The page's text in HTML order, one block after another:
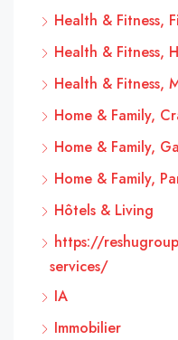
Health & Fitness,
Health & Fitness,
Health & Fitness,
Home & Family,
Home & Family,
Home & Family,
Hôtels & Living
https://
services/
IA
Immobilier